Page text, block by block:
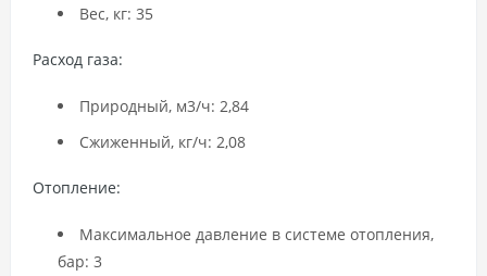
Вес, кг: 35
Расход газа:
Природный, м3/ч: 2,84
Сжиженный, кг/ч: 2,08
Отопление:
Максимальное давление в системе отопления,
бар: 3